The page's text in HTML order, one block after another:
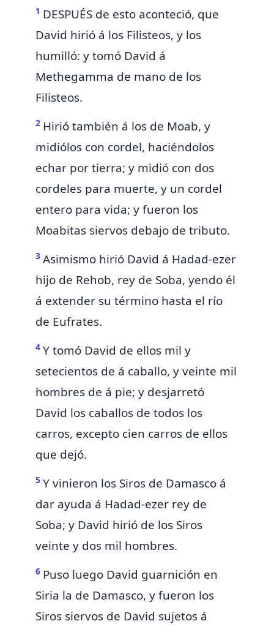
1 DESPUÉS de esto aconteció, que
David hirió á los Filisteos, y los
humilló: y tomó David á
Methegamma de mano de los
Filisteos.
2 Hirió también á los de Moab, y
midiólos con cordel, haciéndolos
echar por tierra; y midió con dos
cordeles para muerte, y un cordel
entero para vida; y fueron los
Moabitas siervos debajo de tributo.
3 Asimismo hirió David á Hadad-ezer
hijo de Rehob, rey de Soba, yendo él
á extender su término hasta el río
de Eufrates.
4 Y tomó David de ellos mil y
setecientos de á caballo, y veinte mil
hombres de á pie; y desjarretó
David los caballos de todos los
carros, excepto cien carros de ellos
que dejó.
5 Yvinieron los Siros de Damasco á
dar ayuda á Hadad-ezer rey de
Soba; y David hirió de los Siros
veinte y dos mil hombres.
6 Puso luego David guarnición en
Siria la de Damasco, y fueron los
Siros siervos de David sujetos á